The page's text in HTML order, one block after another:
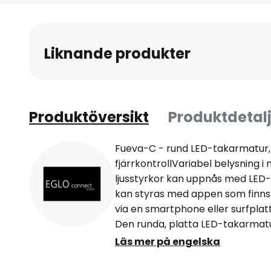
bildgalleriet
Liknande produkter
Produktöversikt
Fueva-C - rund LED-
fjärrkontrollVariabel belysning i
ljusstyrkor kan uppnås med
kan styras med appen som
via en smartphone eller
Den runda, platta LED-
vit belysning, som kan justeras
Läs mer på engelska